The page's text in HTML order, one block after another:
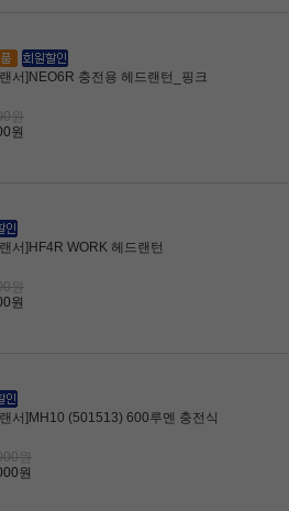
서]NEO6R 충전용 헤드랜턴_핑크
원
원
서]HF4R WORK 헤드랜턴
원
원
서]MH10 (501513) 600루멘 충전식
원
원